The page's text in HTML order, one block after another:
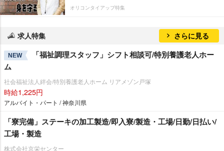
オリコンタイアップ特集
求人特集 さらに見る
NEW
「福祉調理スタッフ」シフト相談可/特別養護老人ホー
ム
社会福祉法人絆会/特別養護老人ホーム リアメゾン戸塚
時給1,225円
アルバイト・パート / 神奈川県
「寮完備」ステーキの加工製造/即入寮/製造・工場/日勤/日払い/
工場・製造
株式会社京栄センター